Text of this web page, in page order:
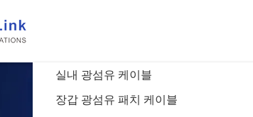
실내 광섬유 케이블
장갑 광섬유 패치 케이블